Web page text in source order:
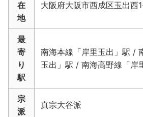
在
地
大阪府大阪市西成区玉出西
最
寄
り
駅
南海本線「岸里玉出」駅 /
玉出」駅 / 南海高野線「岸
宗
派
真宗大谷派